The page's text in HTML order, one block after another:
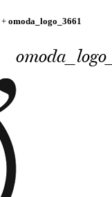
+ omoda_logo_3661